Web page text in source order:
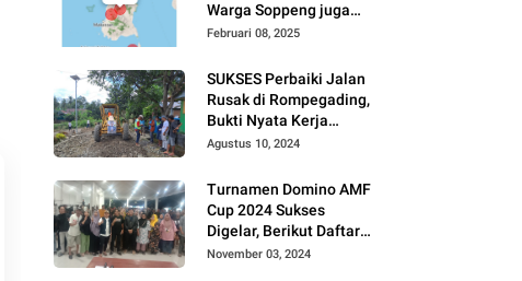
Warga Soppeng juga
Merasakan
Februari 08, 2025
SUKSES Perbaiki Jalan
Rusak di Rompegading,
Bukti Nyata Kerja
Tanpa Tunggu
Agustus 10, 2024
Turnamen Domino AMF
Cup 2024 Sukses
Digelar, Berikut Daftar
Pemenangnya
November 03, 2024